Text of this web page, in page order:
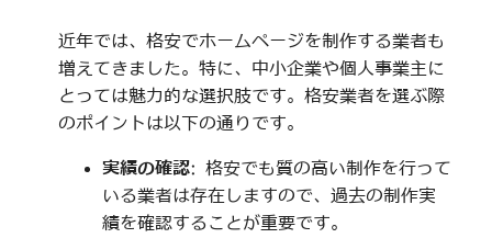
近年では、格安でホームページを制作する業者も
増えてきました。特に、中小企業や個人事業主に
とっては魅力的な選択肢です。格安業者を選ぶ際
のポイントは以下の通りです。
実績の確認: 格安でも質の高い制作を行って
いる業者は存在しますので、過去の制作実
績を確認することが重要です。